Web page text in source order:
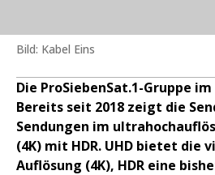
Bild: Kabel Eins
Die ProSiebenSat.1-Gruppe
Bereits seit 2018 zeigt die
Sendungen im
(4K) mit HDR. UHD bietet die
Auflösung (4K), HDR eine